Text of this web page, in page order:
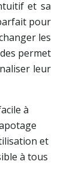
et sa
pour
les
permet
leur
à
et
à tous